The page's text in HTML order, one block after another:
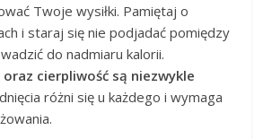
Twoje wysiłki. Pamiętaj o
i staraj się nie podjadać pomiędzy
do nadmiaru kalorii.
cierpliwość są niezwykle
różni się u każdego i wymaga